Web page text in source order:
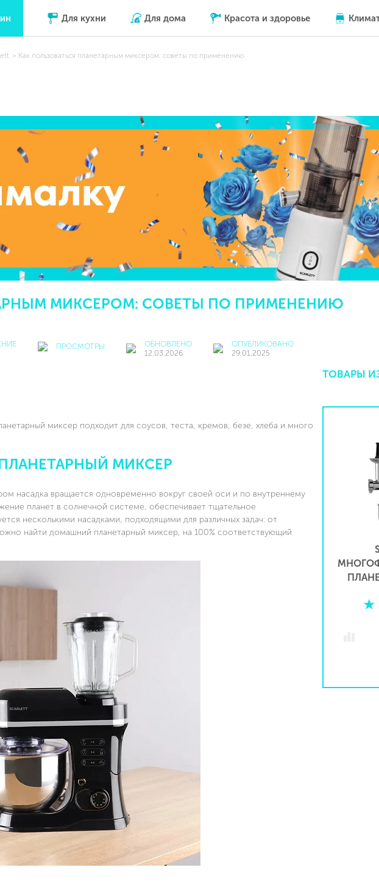
Для кухни Для дома Красота и здоровье
Как пользоваться планетарным миксером: советы по применению
МИКСЕРОМ: СОВЕТЫ ПО ПРИМЕНЕНИЮ
ПРОСМОТРЫ
ОБНОВЛЕНО
12.03.2026
ОПУБЛИКОВАНО
29.01.2025
миксер подходит для соусов, теста, кремов, безе, хлеба и много
МИКСЕР
насадка вращается одновременно вокруг своей оси и по внутреннему
планет в солнечной системе, обеспечивает тщательное
несколькими насадками, подходящими для различных задач: от
найти домашний планетарный миксер, на 100% соответствующий
ТОВАРЫ
МИКСЕР
5 (224 отзыва)
ПОДРОБНЕЕ
МНОГОФУНКЦИОНАЛЬНЫЙ
SC-